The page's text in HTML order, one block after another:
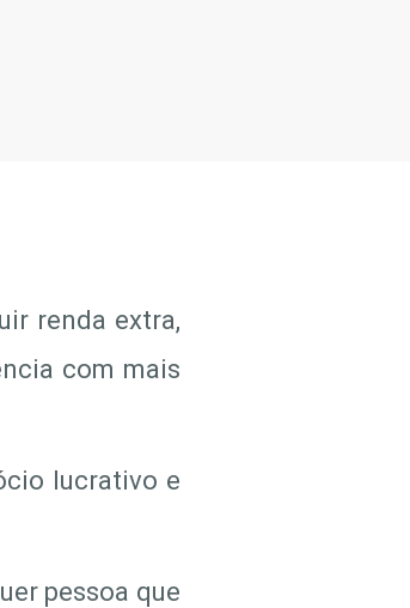
renda extra,
com mais
lucrativo e
pessoa que